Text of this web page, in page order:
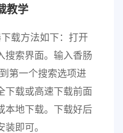
教学
载方法如下：打开
搜索界面。输入香肠
第一个搜索选项进
下载或高速下载前面
本地下载。下载好后
即可。